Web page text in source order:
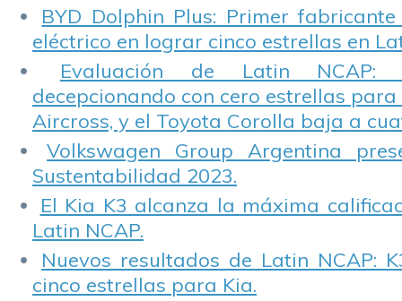
BYD Dolphin Plus: Primer
eléctrico en lograr cinco estrellas en
Evaluación de Latin NCAP:
decepcionando con cero estrellas para
Aircross, y el Toyota Corolla baja a
Volkswagen Group Argentina
Sustentabilidad 2023.
El Kia K3 alcanza la máxima
Latin NCAP.
Nuevos resultados de Latin NCAP:
cinco estrellas para Kia.